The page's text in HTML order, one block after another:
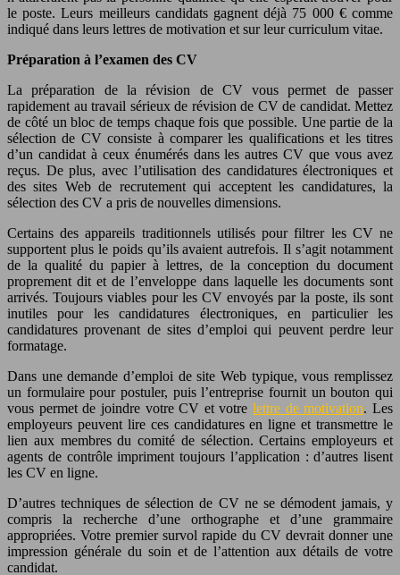
le poste. Leurs meilleurs candidats gagnent déjà 75 000 € comme
indiqué dans leurs lettres de motivation et sur leur curriculum vitae.
Préparation à l’examen des CV
La préparation de la révision de CV vous permet de passer
rapidement au travail sérieux de révision de CV de candidat. Mettez
de côté un bloc de temps chaque fois que possible. Une partie de la
sélection de CV consiste à comparer les qualifications et les titres
d’un candidat à ceux énumérés dans les autres CV que vous avez
reçus. De plus, avec l’utilisation des candidatures électroniques et
des sites Web de recrutement qui acceptent les candidatures, la
sélection des CV a pris de nouvelles dimensions.
Certains des appareils traditionnels utilisés pour filtrer les CV ne
supportent plus le poids qu’ils avaient autrefois. Il s’agit notamment
de la qualité du papier à lettres, de la conception du document
proprement dit et de l’enveloppe dans laquelle les documents sont
arrivés. Toujours viables pour les CV envoyés par la poste, ils sont
inutiles pour les candidatures électroniques, en particulier les
candidatures provenant de sites d’emploi qui peuvent perdre leur
formatage.
Dans une demande d’emploi de site Web typique, vous remplissez
un formulaire pour postuler, puis l’entreprise fournit un bouton qui
vous permet de joindre votre CV et votrelettre de motivation. Les
employeurs peuvent lire ces candidatures en ligne et transmettre le
lien aux membres du comité de sélection. Certains employeurs et
agents de contrôle impriment toujours l’application : d’autres lisent
les CV en ligne.
D’autres techniques de sélection de CV ne se démodent jamais, y
compris la recherche d’une orthographe et d’une grammaire
appropriées. Votre premier survol rapide du CV devrait donner une
impression générale du soin et de l’attention aux détails de votre
candidat.